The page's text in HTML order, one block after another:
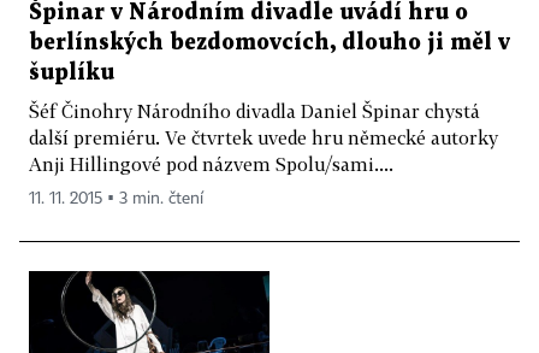
Špinar v Národním divadle uvádí hru o
berlínských bezdomovcích, dlouho ji měl v
šuplíku
Šéf Činohry Národního divadla Daniel Špinar chystá
další premiéru. Ve čtvrtek uvede hru německé autorky
Anji Hillingové pod názvem Spolu/sami....
11. 11. 2015 ▪ 3 min. čtení